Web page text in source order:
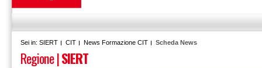
Sei in: SIERT CIT News Formazione CIT Scheda News
Regione|SIERT